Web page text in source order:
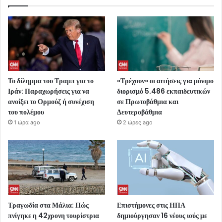
Το δίλημμα του Τραμπ για το
Ιράν: Παραχωρήσεις για να
ανοίξει το Ορμούζ ή συνέχιση
του πολέμου
1 ώρα ago
«Τρέχουν» οι αιτήσεις για μόνιμο
διορισμό 5.486 εκπαιδευτικών
σε Πρωτοβάθμια και
Δευτεροβάθμια
2 ώρες ago
Τραγωδία στα Μάλια: Πώς
πνίγηκε η 42χρονη τουρίστρια
Επιστήμονες στις ΗΠΑ
δημιούργησαν 16 νέους ιούς με